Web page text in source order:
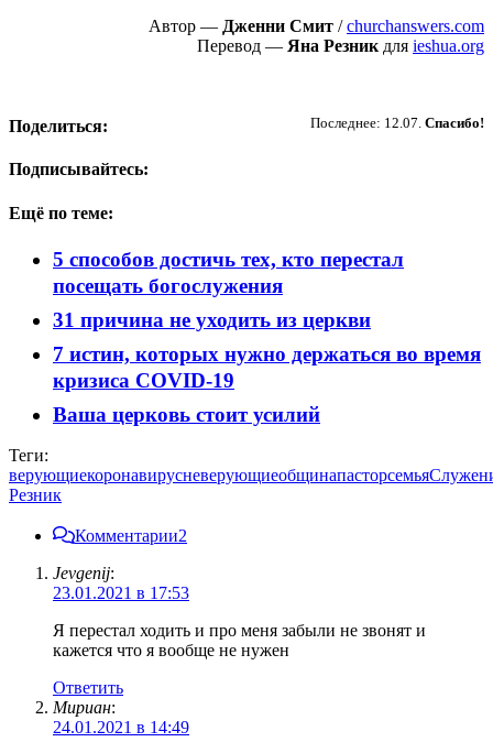
Автор — Дженни Смит /churchanswers.com
Перевод — Яна Резник для ieshua.org
Последнее: 12.07. Спасибо!
Поделиться:
Подписывайтесь:
Ещё по теме:
5 способов достичь тех, кто перестал
посещать богослужения
31 причина не уходить из церкви
7 истин, которых нужно держаться во время
кризиса COVID-19
Ваша церковь стоит усилий
Теги:
верующиекоронавирусневерующиеобщинапасторсемья
Резник
Комментарии2
Jevgenij:
23.01.2021 в 17:53
Я перестал ходить и про меня забыли не звонят и
кажется что я вообще не нужен
Ответить
Мириан:
24.01.2021 в 14:49